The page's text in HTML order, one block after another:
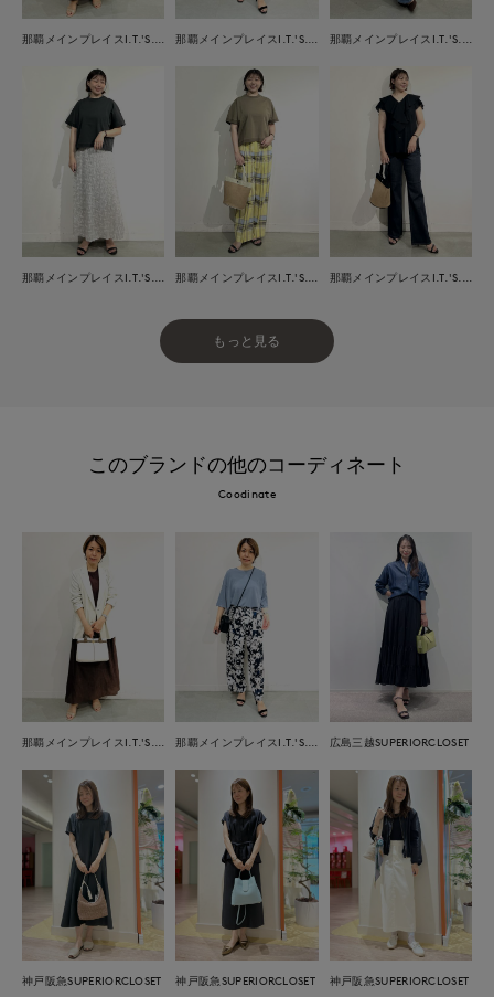
もっと見る
このブランドの他のコーディネート
Coodinate
広島三越SUPERIORCLOSET
神戸阪急SUPERIORCLOSET 神戸阪急SUPERIORCLOSET 神戸阪急SUPERIORCLOSET